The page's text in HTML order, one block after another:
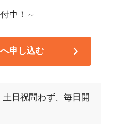
中！～
申し込む
土日祝問わず、毎日開